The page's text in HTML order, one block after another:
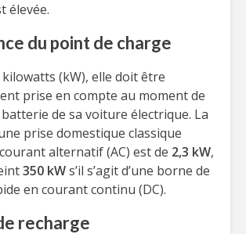
élevée.
du point de charge
(kW), elle doit être
prise en compte au moment de
de sa voiture électrique. La
prise domestique classique
alternatif (AC) est de 2,3 kW,
350 kWs’il s’agit d’une borne de
en courant continu (DC).
recharge